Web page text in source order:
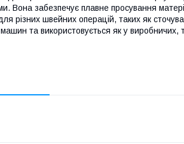
Вона забезпечує плавне просування
різних швейних операцій, таких як
та використовується як у виробничих,